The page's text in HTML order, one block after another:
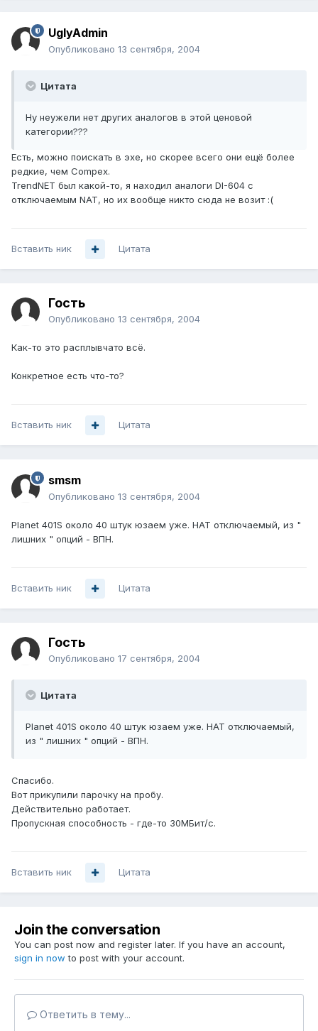
UglyAdmin
Опубликовано 13 сентября, 2004
Цитата
Ну неужели нет других аналогов в этой ценовой
категории???
Есть, можно поискать в эхе, но скорее всего они ещё более
редкие, чем Compex.
TrendNET был какой-то, я находил аналоги DI-604 с
отключаемым NAT, но их вообще никто сюда не возит :(
Вставить ник Цитата
Гость
Опубликовано 13 сентября, 2004
Как-то это расплывчато всё.
Конкретное есть что-то?
Вставить ник Цитата
smsm
Опубликовано 13 сентября, 2004
Planet 401S около 40 штук юзаем уже. НАТ отключаемый, из "
лишних " опций - ВПН.
Вставить ник Цитата
Гость
Опубликовано 17 сентября, 2004
Цитата
Planet 401S около 40 штук юзаем уже. НАТ отключаемый,
из " лишних " опций - ВПН.
Спасибо.
Вот прикупили парочку на пробу.
Действительно работает.
Пропускная способность - где-то 30МБит/c.
Вставить ник Цитата
Join the conversation
You can post now and register later. If you have an account,
sign in now to post with your account.
Ответить в тему...